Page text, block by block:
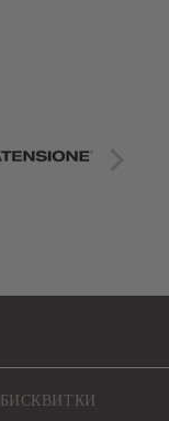
БИСКВИТКИ